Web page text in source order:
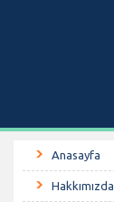
Anasayfa
Hakkımızda